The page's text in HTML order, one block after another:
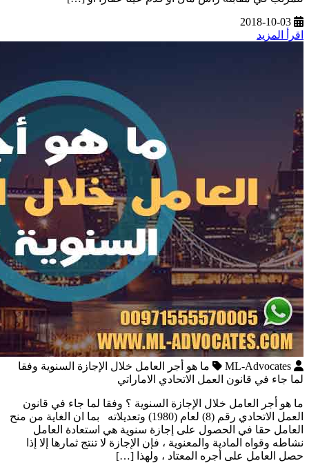
2018-10-03
اقرأ المزيد
ML-Advocates
ما هو أجر العامل خلال الإجازة السنوية وفقا
لما جاء في قانون العمل الاتحادي الاماراتي
ما هو أجر العامل خلال الإجازة السنوية ؟ وفقا لما جاء في قانون
العمل الاتحادي رقم (8) لعام (1980) وتعديلاته بما ان الغاية من منح
العامل حقا في الحصول على إجازة سنوية هي استعادة العامل
نشاطه وقواه المادية والمعنوية ، فإن الإجازة لا تنتج ثمارها إلا إذا
حصل العامل على أجره المعتاد ، ولهذا […]